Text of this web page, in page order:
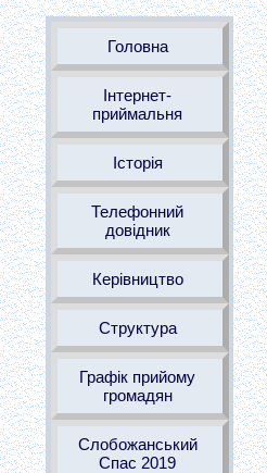
Головна
Інтернет-
приймальня
Історія
Телефонний
довідник
Керівництво
Структура
Графік прийому
громадян
Слобожанський
Спас 2019